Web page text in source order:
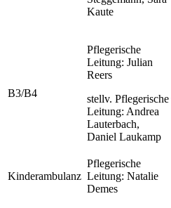
Kaute
B3/B4
Pflegerische
Leitung: Julian
Reers
stellv. Pflegerische
Leitung: Andrea
Lauterbach,
Daniel Laukamp
Kinderambulanz
Pflegerische
Leitung: Natalie
Demes